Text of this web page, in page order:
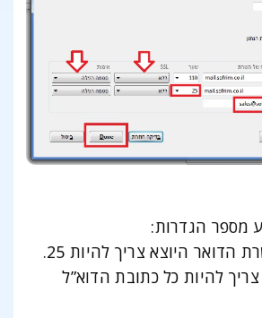
מספר הגדרות:
להיות כל כתובת הדוא”ל